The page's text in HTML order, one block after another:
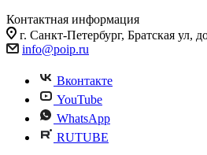
Контактная информация
г. Санкт-Петербург, Братская ул,
info@poip.ru
Вконтакте
YouTube
WhatsApp
RUTUBE